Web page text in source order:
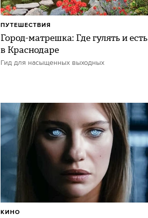
Город-матрешка: Где гулять и есть
в Краснодаре
Гид для насыщенных выходных
ПУТЕШЕСТВИЯ
КИНО